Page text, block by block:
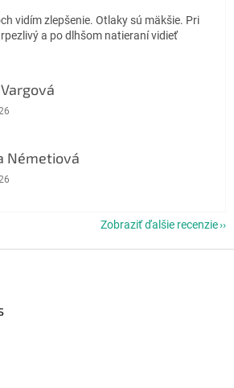
vidím zlepšenie. Otlaky sú mäkšie. Pri
a po dlhšom natieraní vidieť
obchodu je 5 z 5 hviezdičiek.
Németiová
obchodu je 5 z 5 hviezdičiek.
Zobraziť ďalšie recenzie